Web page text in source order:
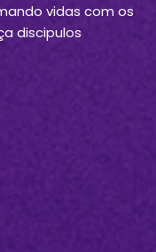
vidas com os
discipulos